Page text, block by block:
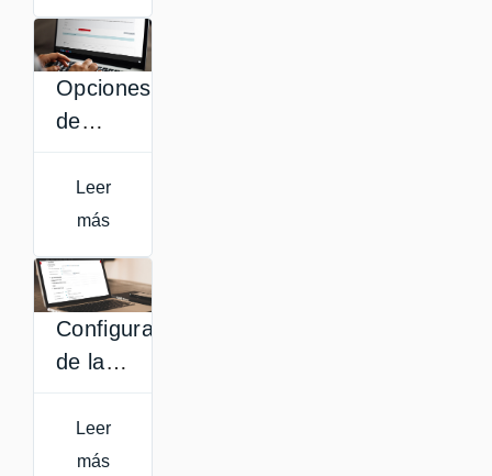
de una
asignatura
Opciones
de
de la
actividad
Foro
Leer
más
Configuración
de la
Tarea
Leer
más